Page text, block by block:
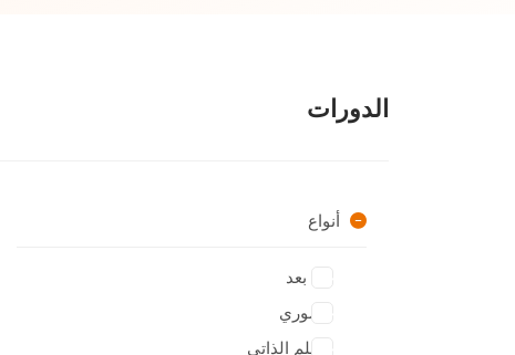
الدورات
أنواع
عن بعد
حضوري
التعلم الذاتي